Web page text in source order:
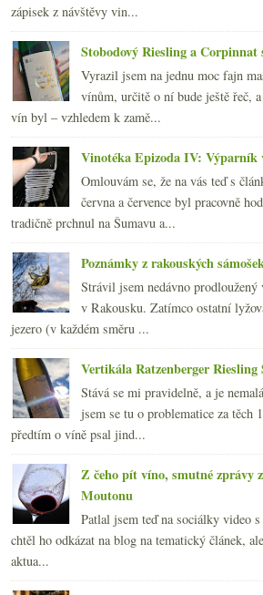
zápisek z návštěvy vin...
Stobodový Riesling a Corpinnat
Vyrazil jsem na jednu moc fajn
vínům, určitě o ní bude ještě řeč,
vín byl – vzhledem k zamě...
Vinotéka Epizoda IV: Výparník
Omlouvám se, že na vás teď s
června a července byl pracovně
tradičně prchnul na Šumavu a...
Poznámky z rakouských
Strávil jsem nedávno
v Rakousku. Zatímco ostatní
jezero (v každém směru ...
Vertikála Ratzenberger Riesling
Stává se mi pravidelně, a je
jsem se tu o problematice za těch
předtím o víně psal jind...
Z čeho pít víno, smutné zprávy
Moutonu
Patlal jsem teď na sociálky video
chtěl ho odkázat na blog na tematický článek,
aktua...